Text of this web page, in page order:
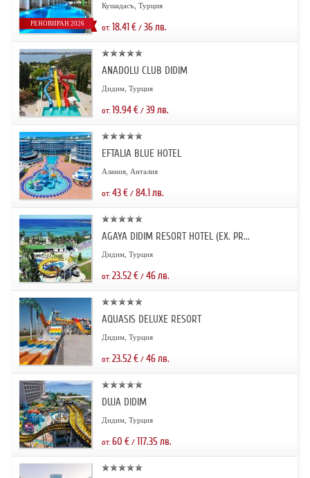
РЕНОВИРАН 2026
Кушадасъ, Турция
от: 18.41€/ 36лв.
ANADOLU CLUB DIDIM
Дидим, Турция
от: 19.94€/ 39 лв.
EFTALIA BLUE HOTEL
Алания, Анталия
от: 43€/ 84.1лв.
AGAYA DIDIM RESORT HOTEL (EX. PR...
Дидим, Турция
от: 23.52€/ 46лв.
AQUASIS DELUXE RESORT
Дидим, Турция
от: 23.52€/ 46лв.
DUJA DIDIM
Дидим, Турция
от: 60 €/ 117.35 лв.